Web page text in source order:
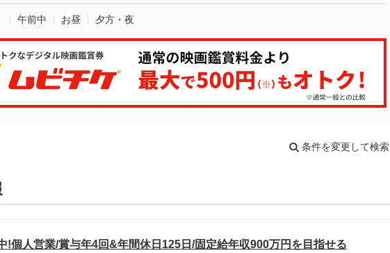
午前中 お昼 夕方・夜
条件を変更して検索
!個人営業/賞与年4回&年間休日125日/固定給年収900万円を目指せる